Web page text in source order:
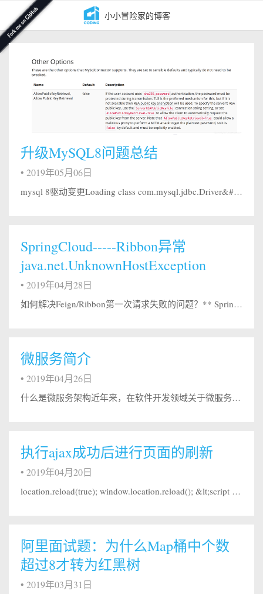
小小冒险家的博客
升级MySQL8问题总结
• 2019年05月06日
mysql 8驱动变更Loading class com.mysql.jdbc.Driver&#39;. This is deprecated. The new driver class iscom.mysql.cj.jdbc.Driver’. The driver is automatically registered via the SPI and manual loading of t...
SpringCloud-----Ribbon异常
java.net.UnknownHostException
• 2019年04月28日
如何解决Feign/Ribbon第一次请求失败的问题？** Spring Cloud中，Feign和Ribbon在整合了Hystrix后，可能会出现首次调用失败的问题，要如何解决该问题呢？ 造成该问题的原因 Hystrix默认的超时时间是1秒，如果超过这个时间尚未响应，将会进入fallback代码。而首次请求往往会比较慢（由于Ribbon是懒加载的，在首次请求时，才会开始初始化相关类），这个...
微服务简介
• 2019年04月26日
什么是微服务架构近年来，在软件开发领域关于微服务的讨论呈现出火爆的局面，有人倾向于在系统设计与开发中采用微服务方式实现软件系统的松耦合、跨部门开发，被认为是IT软件架构的未来方向，Martin Fowler也给微服务架构极高的评价；同时，反对之声也很强烈，持反对观点的人表示微服务增加了系统维护、部署的难度，导致一些功能模块或代码无法复用，同时微服务允许使用不同的语言和框架来开发各个系统模块，...
执行ajax成功后进行页面的刷新
• 2019年04月20日
location.reload(true); window.location.reload(); &lt;script src=&quot;/include/static/js/jquery.min.js&quot; type=&quot;text/javascript&quot;&gt;&lt;/script&gt; &lt;script type=&quot;text/javascrip...
阿里面试题：为什么Map桶中个数
超过8才转为红黑树
• 2019年03月31日